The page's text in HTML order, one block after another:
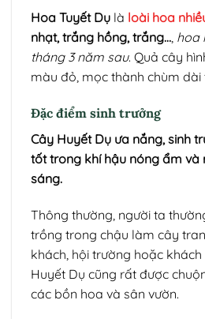
Hoa Tuyết Dụ là loài hoa
nhạt, trắng hồng, trắng… hoa
tháng 3 năm sau. Quả cây
màu đỏ, mọc thành chùm dài
Đặc điểm sinh trưởng
Cây Huyết Dụ ưa nắng, sinh
tốt trong khí hậu nóng ẩm và
sáng.
Thông thường, người ta
trồng trong chậu làm cây
khách, hội trường hoặc
Huyết Dụ cũng rất được
các bồn hoa và sân vườn.